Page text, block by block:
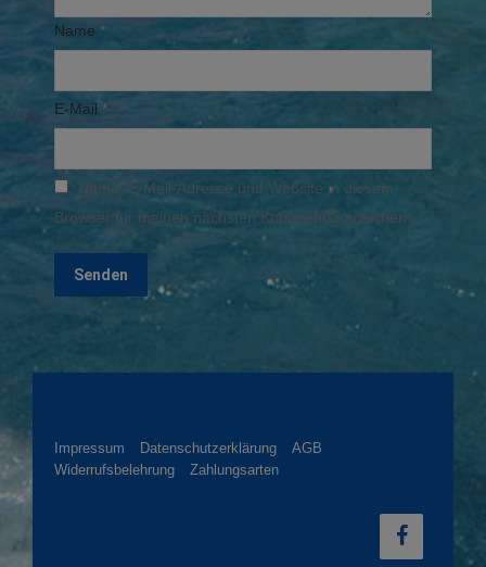
Name *
E-Mail *
Name, E-Mail-Adresse und Website in diesem
Browser für meinen nächsten Kommentar speichern.
Impressum Datenschutzerklärung
AGB
Widerrufsbelehrung
Zahlungsarten